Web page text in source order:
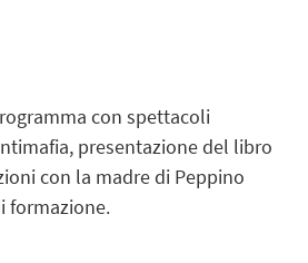
con spettacoli
presentazione del libro
con la madre di Peppino
formazione.